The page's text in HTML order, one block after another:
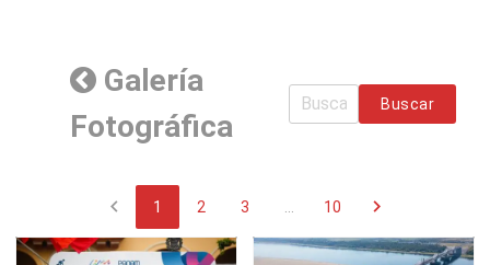
Galería
Fotográfica
Buscar
chevron_left 1 2 3 10 chevron_right